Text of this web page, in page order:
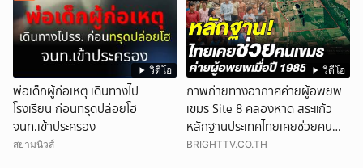
วิดีโอ
พ่อเด็กผู้ก่อเหตุ เดินทางไป
โรงเรียน ก่อนทรุดปล่อยโฮ
จนท.เข้าประครอง
สยามนิวส์
วิดีโอ
ภาพถ่ายทางอากาศค่ายผู้อพยพ
เขมร Site 8 คลองหาด สระแก้ว
หลักฐานประเทศไทยเคยช่วยคน
เขมร
BRIGHTTV.CO.TH